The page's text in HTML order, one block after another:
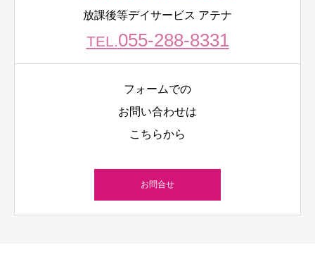
放課後等デイサービス アテナ
TEL.055-288-8331
フォームでの
お問い合わせは
こちらから
お問合せ